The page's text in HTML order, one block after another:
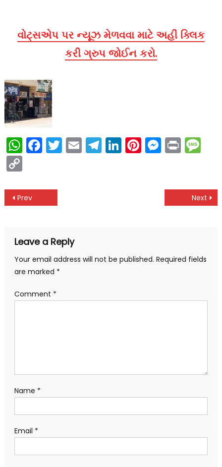
વોટ્સએપ પર ન્યૂઝ મેળવવા માટે અહીં ક્લિક
કરી ગ્રુપ જોઈન કરો.
WhatsApp
Facebook
Twitter
EmailTelegram
LinkedIn
Pinterest
Print
Copy
Post
Prev Next
Leave a Reply
Your email address will not be published. Required fields
are marked *
Comment *
Name *
Email *